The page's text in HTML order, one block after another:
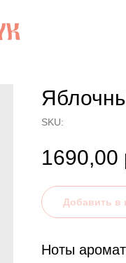
SKU:
1690,00
Добавить в
Ноты